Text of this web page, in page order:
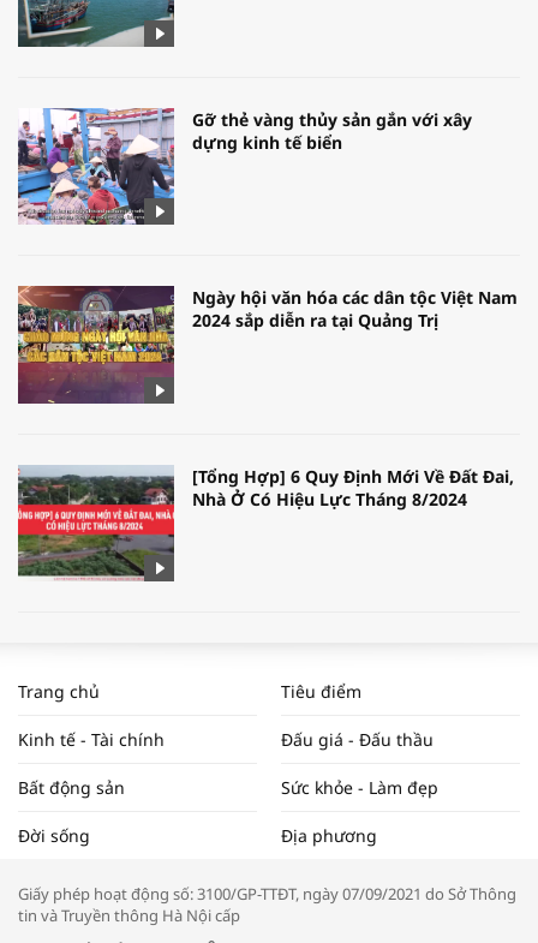
Gỡ thẻ vàng thủy sản gắn với xây
dựng kinh tế biển
Ngày hội văn hóa các dân tộc Việt Nam
2024 sắp diễn ra tại Quảng Trị
[Tổng Hợp] 6 Quy Định Mới Về Đất Đai,
Nhà Ở Có Hiệu Lực Tháng 8/2024
NAM NĂM 2024 VÀ NĂM 2025 | NHỊP
ĐẬP THỊ TRƯỜNG #62
Tọa đàm “Xúc tiến thương mại: Khơi
Trang chủ Tiêu điểm
Kinh tế - Tài chính Đấu giá - Đấu thầu
Bất động sản Sức khỏe - Làm đẹp
Đời sống Địa phương
Giấy phép hoạt động số: 3100/GP-TTĐT, ngày 07/09/2021 do Sở Thông
tin và Truyền thông Hà Nội cấp